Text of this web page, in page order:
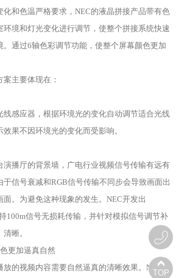
和色温严格要求，NEC的液晶拼接产品带有色
境和灯光变化进行调节，使整个拼接系统快速
通过6轴色彩调节功能，使整个屏幕颜色更加
主要体现在：
线感应器，根据环境光的变化自动调节适合光线
果不因环境光的变化而受影响。
演播厅的背景墙，广电行业视频信号传输有远有
信号衰减和RGB信号传输不同步会导致画面出
。为避免这种现象的发生。NEC开发出
100m信号无损耗传输，并针对模拟信号调节补
晰。
更加逼真自然
的视频内容需要自然逼真的清晰效果。NEC工
TOP